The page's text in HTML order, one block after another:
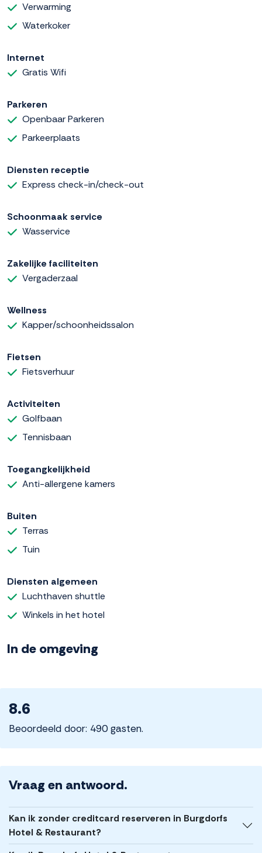
Verwarming
Waterkoker
Internet
Gratis Wifi
Parkeren
Openbaar Parkeren
Parkeerplaats
Diensten receptie
Express check-in/check-out
Schoonmaak service
Wasservice
Zakelijke faciliteiten
Vergaderzaal
Wellness
Kapper/schoonheidssalon
Fietsen
Fietsverhuur
Activiteiten
Golfbaan
Tennisbaan
Toegangkelijkheid
Anti-allergene kamers
Buiten
Terras
Tuin
Diensten algemeen
Luchthaven shuttle
Winkels in het hotel
In de omgeving
8.6
Beoordeeld door: 490 gasten.
Vraag en antwoord.
Kan ik zonder creditcard reserveren in Burgdorfs
Hotel & Restaurant?